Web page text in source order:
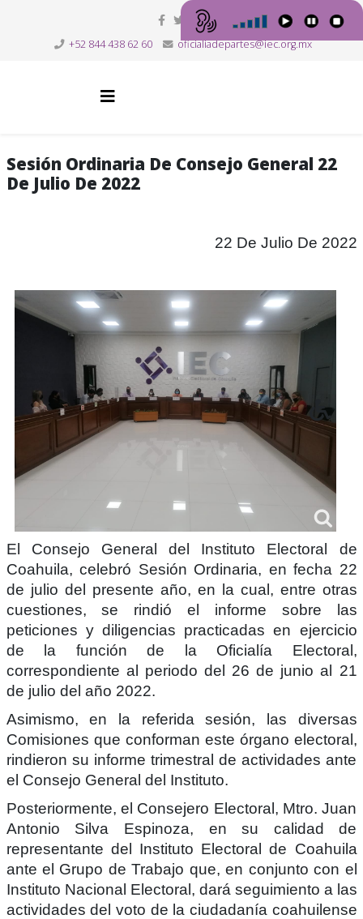
+52 844 438 62 60 oficialiadepartes@iec.org.mx
Sesión Ordinaria De Consejo General 22
De Julio De 2022
22 De Julio De 2022
El Consejo General del Instituto Electoral de
Coahuila, celebró Sesión Ordinaria, en fecha 22
de julio del presente año, en la cual, entre otras
cuestiones, se rindió el informe sobre las
peticiones y diligencias practicadas en ejercicio
de la función de la Oficialía Electoral,
correspondiente al periodo del 26 de junio al 21
de julio del año 2022.
Asimismo, en la referida sesión, las diversas
Comisiones que conforman este órgano electoral,
rindieron su informe trimestral de actividades ante
el Consejo General del Instituto.
Posteriormente, el Consejero Electoral, Mtro. Juan
Antonio Silva Espinoza, en su calidad de
representante del Instituto Electoral de Coahuila
ante el Grupo de Trabajo que, en conjunto con el
Instituto Nacional Electoral, dará seguimiento a las
actividades del voto de la ciudadanía coahuilense